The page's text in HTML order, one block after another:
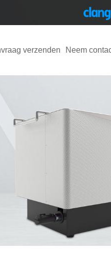
verzenden Neem